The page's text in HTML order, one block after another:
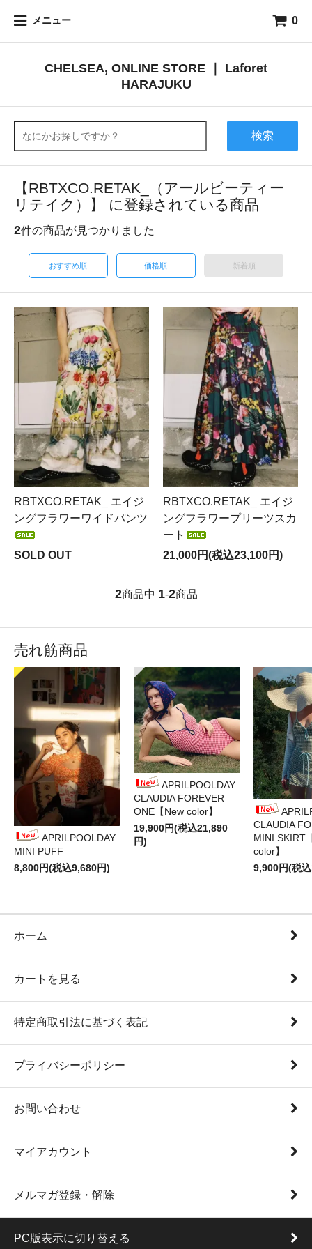
メニュー 0
CHELSEA, ONLINE STORE ｜ Laforet
HARAJUKU
検索
【RBTXCO.RETAK_（アールビーティー
リテイク）】 に登録されている商品
2件の商品が見つかりました
おすすめ順 価格順 新着順
RBTXCO.RETAK_ エイジ
ングフラワーワイドパンツ
SOLD OUT
RBTXCO.RETAK_ エイジ
ングフラワープリーツスカ
ート
21,000円(税込23,100円)
2商品中 1-2商品
売れ筋商品
APRILPOOLDAY
MINI PUFF
8,800円(税込9,680円)
APRILPOOLDAY
CLAUDIA FOREVER
ONE【New color】
19,900円(税込21,890
円)
CLAUDIA
MINI SKIRT
color】
9,900円(税
ホーム
カートを見る
特定商取引法に基づく表記
プライバシーポリシー
お問い合わせ
マイアカウント
メルマガ登録・解除
PC版表示に切り替える